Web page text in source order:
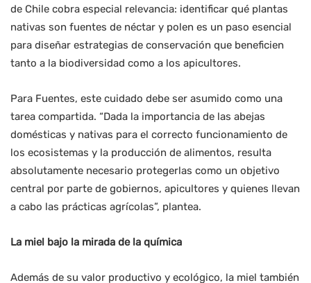
de Chile cobra especial relevancia: identificar qué plantas
nativas son fuentes de néctar y polen es un paso esencial
para diseñar estrategias de conservación que beneficien
tanto a la biodiversidad como a los apicultores.
Para Fuentes, este cuidado debe ser asumido como una
tarea compartida. “Dada la importancia de las abejas
domésticas y nativas para el correcto funcionamiento de
los ecosistemas y la producción de alimentos, resulta
absolutamente necesario protegerlas como un objetivo
central por parte de gobiernos, apicultores y quienes llevan
a cabo las prácticas agrícolas”, plantea.
La miel bajo la mirada de la química
Además de su valor productivo y ecológico, la miel también